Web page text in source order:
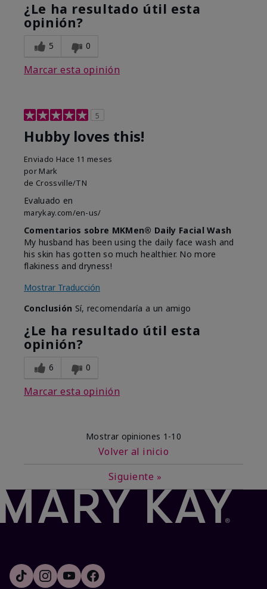
¿Le ha resultado útil esta
opinión?
5 0
Marcar esta opinión
5
Hubby loves this!
Enviado Hace 11 meses
por Mark
de Crossville/TN
Evaluado en
marykay.com/en-us/
Comentarios sobre MKMen® Daily Facial Wash
My husband has been using the daily face wash and
his skin has gotten so much healthier. No more
flakiness and dryness!
Mostrar Traducción
Conclusión Sí, recomendaría a un amigo
¿Le ha resultado útil esta
opinión?
6 0
Marcar esta opinión
Mostrar opiniones 1-10
Volver al inicio
Siguiente »